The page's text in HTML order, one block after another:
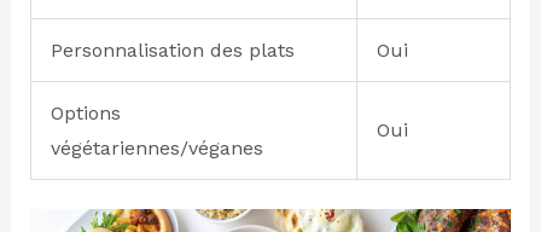
Personnalisation des plats Oui
Options
végétariennes/véganes
Oui